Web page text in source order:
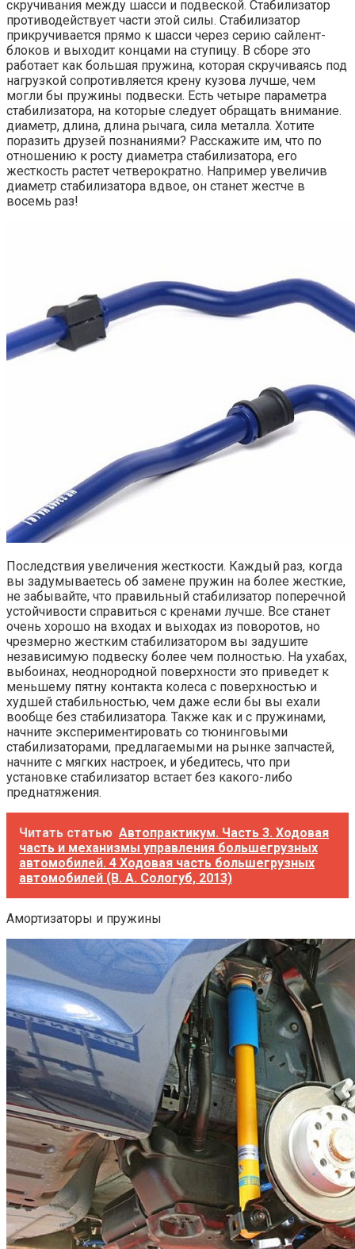
скручивания между шасси и подвеской. Стабилизатор
противодействует части этой силы. Стабилизатор
прикручивается прямо к шасси через серию сайлент-
блоков и выходит концами на ступицу. В сборе это
работает как большая пружина, которая скручиваясь под
нагрузкой сопротивляется крену кузова лучше, чем
могли бы пружины подвески. Есть четыре параметра
стабилизатора, на которые следует обращать внимание.
диаметр, длина, длина рычага, сила металла. Хотите
поразить друзей познаниями? Расскажите им, что по
отношению к росту диаметра стабилизатора, его
жесткость растет четверократно. Например увеличив
диаметр стабилизатора вдвое, он станет жестче в
восемь раз!
Последствия увеличения жесткости. Каждый раз, когда
вы задумываетесь об замене пружин на более жесткие,
не забывайте, что правильный стабилизатор поперечной
устойчивости справиться с кренами лучше. Все станет
очень хорошо на входах и выходах из поворотов, но
чрезмерно жестким стабилизатором вы задушите
независимую подвеску более чем полностью. На ухабах,
выбоинах, неоднородной поверхности это приведет к
меньшему пятну контакта колеса с поверхностью и
худшей стабильностью, чем даже если бы вы ехали
вообще без стабилизатора. Также как и с пружинами,
начните экспериментировать со тюнинговыми
стабилизаторами, предлагаемыми на рынке запчастей,
начните с мягких настроек, и убедитесь, что при
установке стабилизатор встает без какого-либо
преднатяжения.
Читать статью Автопрактикум. Часть 3. Ходовая
часть и механизмы управления большегрузных
автомобилей. 4 Ходовая часть большегрузных
автомобилей (В. А. Сологуб, 2013)
Амортизаторы и пружины